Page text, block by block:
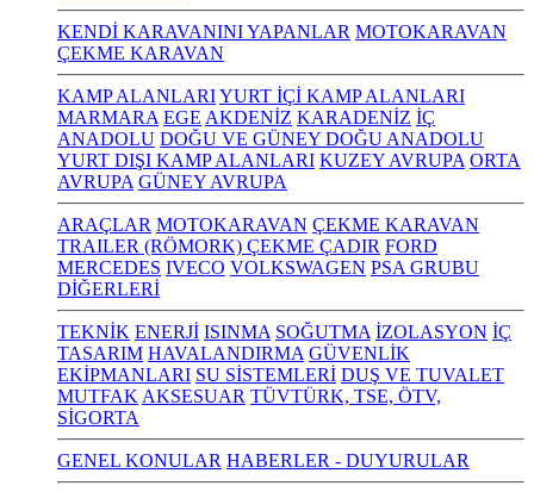
KENDİ KARAVANINI YAPANLAR MOTOKARAVAN
ÇEKME KARAVAN
KAMP ALANLARIYURT İÇİ KAMP ALANLARI
MARMARA EGE AKDENİZ KARADENİZ İÇ
ANADOLU DOĞU VE GÜNEY DOĞU ANADOLU
YURT DIŞI KAMP ALANLARI KUZEY AVRUPA ORTA
AVRUPA GÜNEY AVRUPA
ARAÇLAR MOTOKARAVAN ÇEKME KARAVAN
TRAILER (RÖMORK) ÇEKME ÇADIR FORD
MERCEDES IVECO VOLKSWAGEN PSA GRUBU
DİĞERLERİ
TEKNİK ENERJİ ISINMA SOĞUTMA İZOLASYON İÇ
TASARIM HAVALANDIRMA GÜVENLİK
EKİPMANLARI SU SİSTEMLERİ DUŞ VE TUVALET
MUTFAK AKSESUAR TÜVTÜRK, TSE, ÖTV,
SİGORTA
GENEL KONULAR HABERLER - DUYURULAR